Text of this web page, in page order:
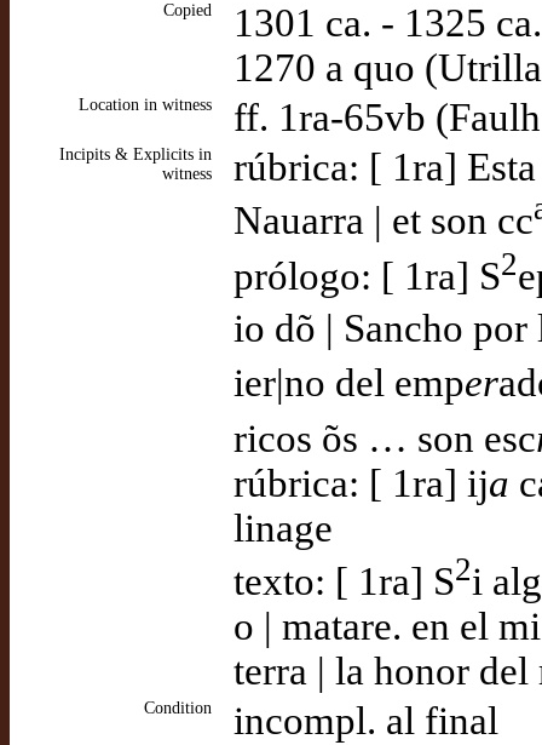
Copied
1301 ca. - 1325
1270 a quo
Location in witness ff. 1ra-65vb
Incipits & Explicits in
witness
rúbrica: [ 1ra]
Nauarra | et son cc
prólogo: [ 1ra] S2
io dõ | Sancho por
ier|no del emper
ricos õs … son esc
rúbrica: [ 1ra] ija
linage
texto: [ 1ra] S2i
o | matare. en el
terra | la honor
Condition incompl. al final